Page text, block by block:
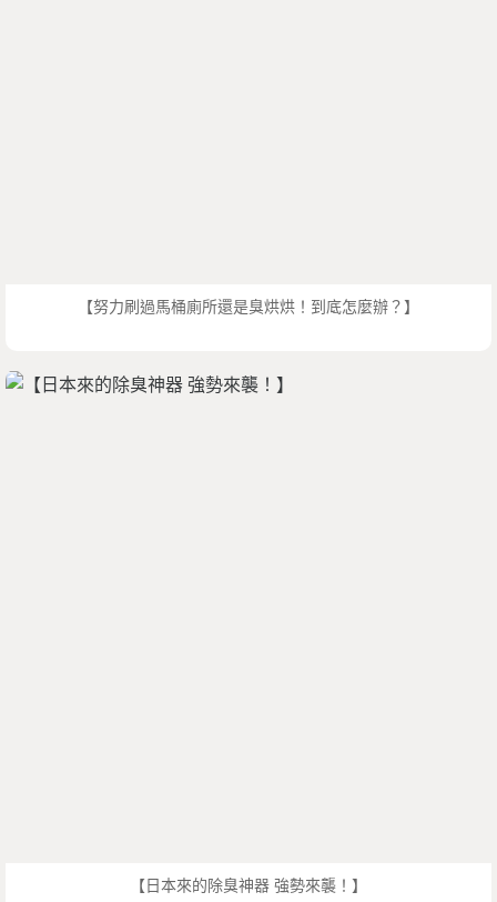
【努力刷過馬桶廁所還是臭烘烘！到底怎麼辦？】
【日本來的除臭神器 強勢來襲！】